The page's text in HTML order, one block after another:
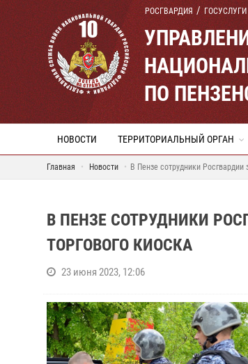
РОСГВАРДИЯ ГОСУСЛУГИ
ПО
НОВОСТИ ТЕРРИТОРИАЛЬНЫЙ ОРГАН
Главная Новости В Пензе сотрудники
В ПЕНЗЕ СОТРУДНИКИ
ТОРГОВОГО КИОСКА
23 июня 2023, 12:06